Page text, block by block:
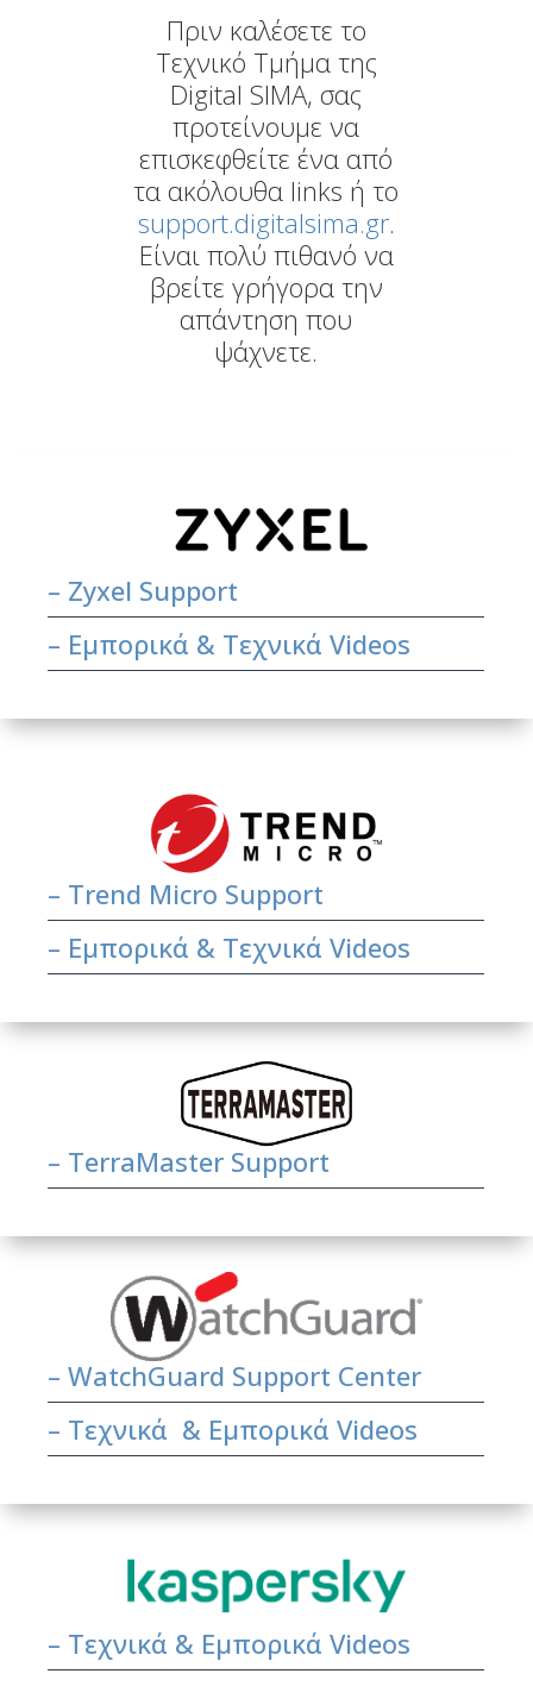
Πριν καλέσετε το
Τεχνικό Τμήμα της
Digital SIMA, σας
προτείνουμε να
επισκεφθείτε ένα από
τα ακόλουθα links ή το
support.digitalsima.gr.
Είναι πολύ πιθανό να
βρείτε γρήγορα την
απάντηση που
ψάχνετε.
– Zyxel Support
– Εμπορικά & Τεχνικά Videos
– Trend Micro Support
– Εμπορικά & Τεχνικά Videos
– TerraMaster Support
– WatchGuard Support Center
– Τεχνικά & Εμπορικά Videos
– Τεχνικά & Εμπορικά Videos